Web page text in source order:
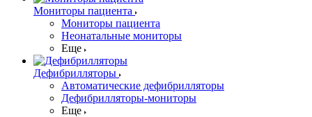
Мониторы пациента
Мониторы пациента
Неонатальные мониторы
Еще
Дефибрилляторы
Автоматические дефибрилляторы
Дефибрилляторы-мониторы
Еще